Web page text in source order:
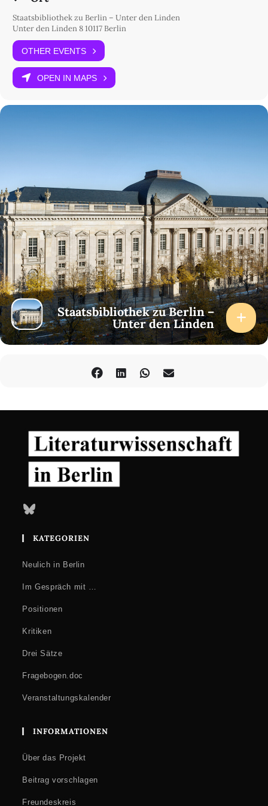
Staatsbibliothek zu Berlin – Unter den Linden
Unter den Linden 8 10117 Berlin
OTHER EVENTS
OPEN IN MAPS
Staatsbibliothek zu Berlin –
Unter den Linden
Bluesky
KATEGORIEN
Neulich in Berlin
Im Gespräch mit …
Positionen
Kritiken
Drei Sätze
Fragebogen.doc
Veranstaltungskalender
INFORMATIONEN
Über das Projekt
Beitrag vorschlagen
Freundeskreis